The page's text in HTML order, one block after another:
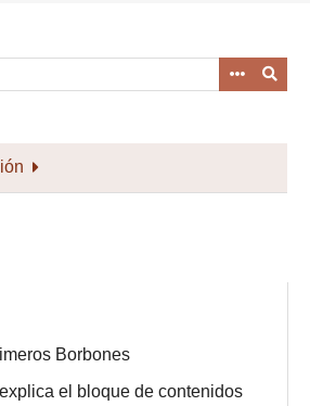
Borbones
el bloque de contenidos